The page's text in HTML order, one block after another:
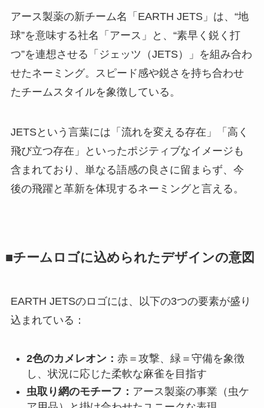
アース製薬の新チーム名「EARTH JETS」は、“地
球”を意味する社名「アース」と、“素早く鋭く打
つ”を連想させる「ジェッツ（JETS）」を組み合わ
せたネーミング。スピード感や鋭さを持ち合わせ
たチームスタイルを象徴している。
JETSという言葉には「流れを変える存在」「高く
飛び立つ存在」といったポジティブなイメージも
含まれており、単なる語感の良さに留まらず、今
後の飛躍と革新を体現するネーミングと言える。
■チームロゴに込められたデザインの意図
EARTH JETSのロゴには、以下の3つの要素が盛り
込まれている：
2色のカメレオン： 赤＝攻撃、緑＝守備を象徴
し、状況に応じた柔軟な麻雀を目指す
虫取り網のモチーフ： アース製薬の事業（虫ケ